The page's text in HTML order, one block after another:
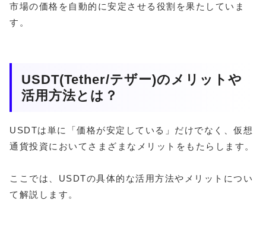
市場の価格を自動的に安定させる役割を果たしていま
す。
USDT(Tether/テザー)のメリットや
活用方法とは？
USDTは単に「価格が安定している」だけでなく、仮想
通貨投資においてさまざまなメリットをもたらします。
ここでは、USDTの具体的な活用方法やメリットについ
て解説します。